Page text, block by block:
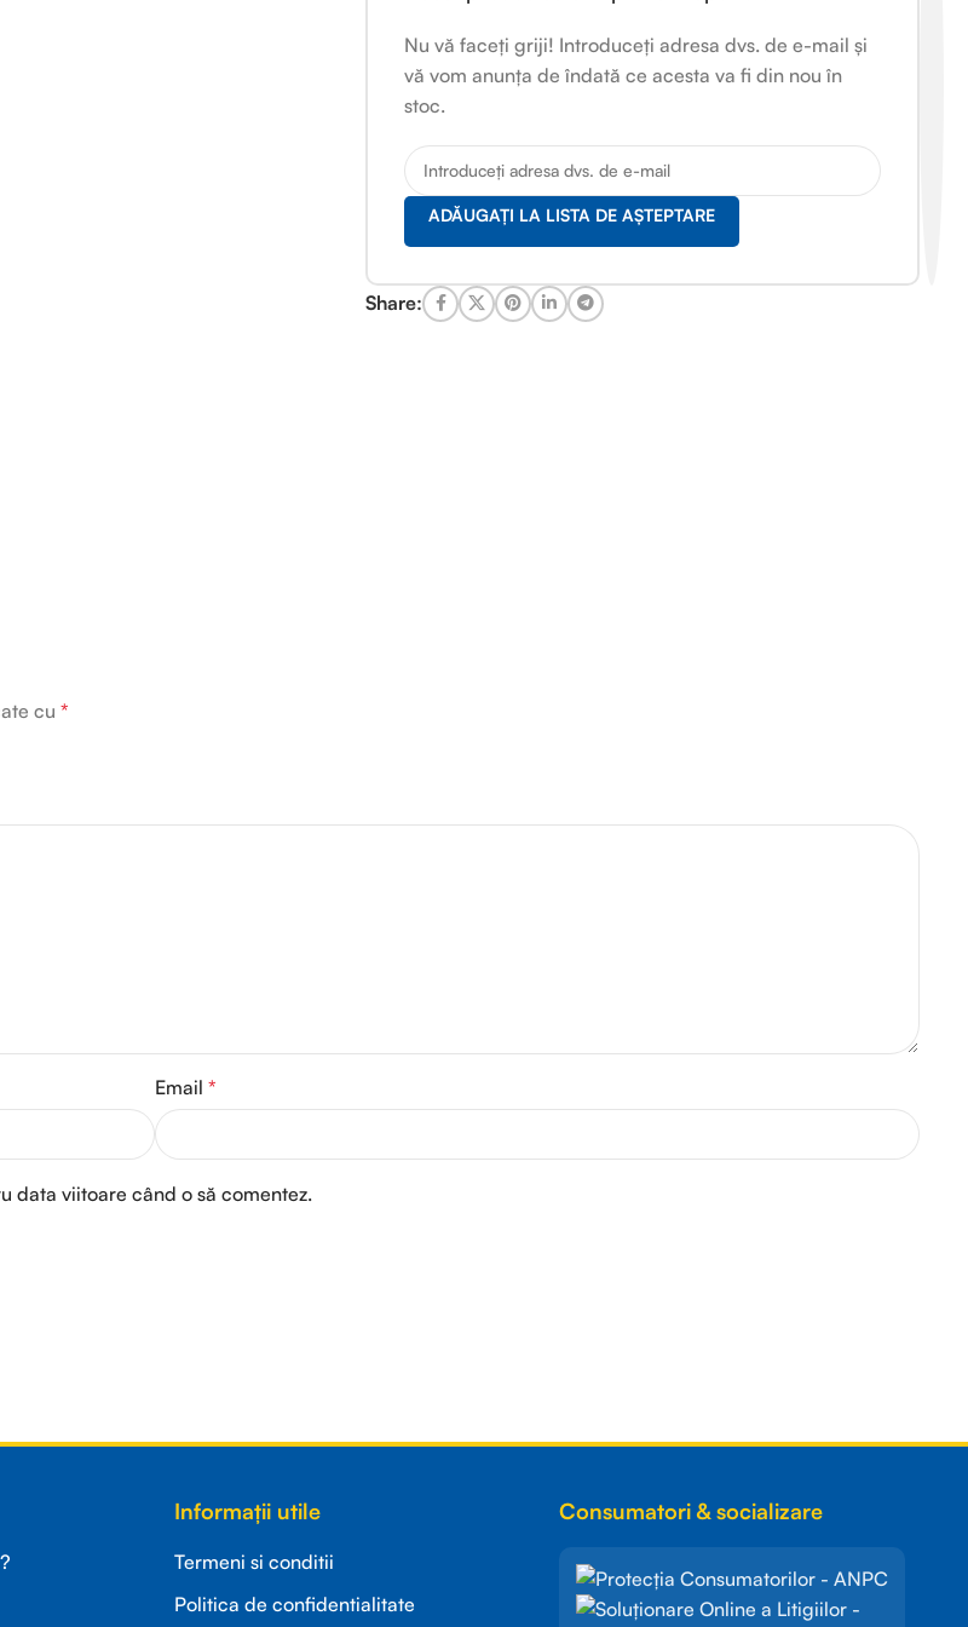
Nu vă faceți griji! Introduceți adresa dvs. de e-mail și
vă vom anunța de îndată ce acesta va fi din nou în
stoc.
ADĂUGAȚI LA LISTA DE AȘTEPTARE
Share:
cu *
Email *
data viitoare când o să comentez.
Informații utile
Termeni si conditii
Politica de confidentialitate
Consumatori & socializare